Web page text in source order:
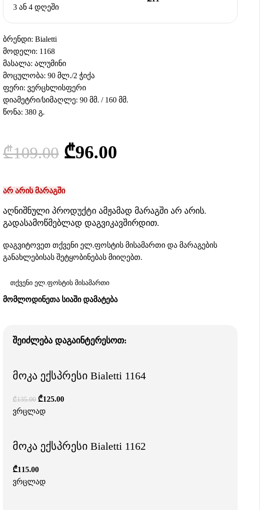
3 ან 4 დღეში
ბრენდი: Bialetti
მოდელი: 1168
მასალა: ალუმინი
მოცულობა: 90 მლ./2 ჭიქა
ფერი: ვერცხლისფერი
დიამეტრი/სიმაღლე: 90 მმ. / 160 მმ.
წონა: 380 გ.
₾109.00 ₾96.00
არ არის მარაგში
აღნიშნული პროდუქტი ამჟამად მარაგში არ არის.
გადასამოწმებლად დაგვიკავშირდით.
დაგვიტოვეთ თქვენი ელ.ფოსტის მისამართი და მარაგების
განახლებისას შეტყობინებას მიიღებთ.
ᲛᲝᲛᲚᲝᲓᲘᲜᲔᲗᲐ ᲡᲘᲐᲨᲘ ᲓᲐᲛᲐᲢᲔᲑᲐ
შეიძლება დაგაინტერესოთ:
მოკა ექსპრესი Bialetti 1164
₾135.00 ₾125.00
ვრცლად
მოკა ექსპრესი Bialetti 1162
₾115.00
ვრცლად